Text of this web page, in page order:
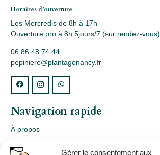
Gérer le consentement aux
Horaires d’ouverture
Les Mercredis de 8h à 17h
Ouverture pro à 8h 5jours/7 (sur rendez-vous)
06 86 48 74 44
pepiniere@plantagonancy.fr
Navigation rapide
À propos
Webshop